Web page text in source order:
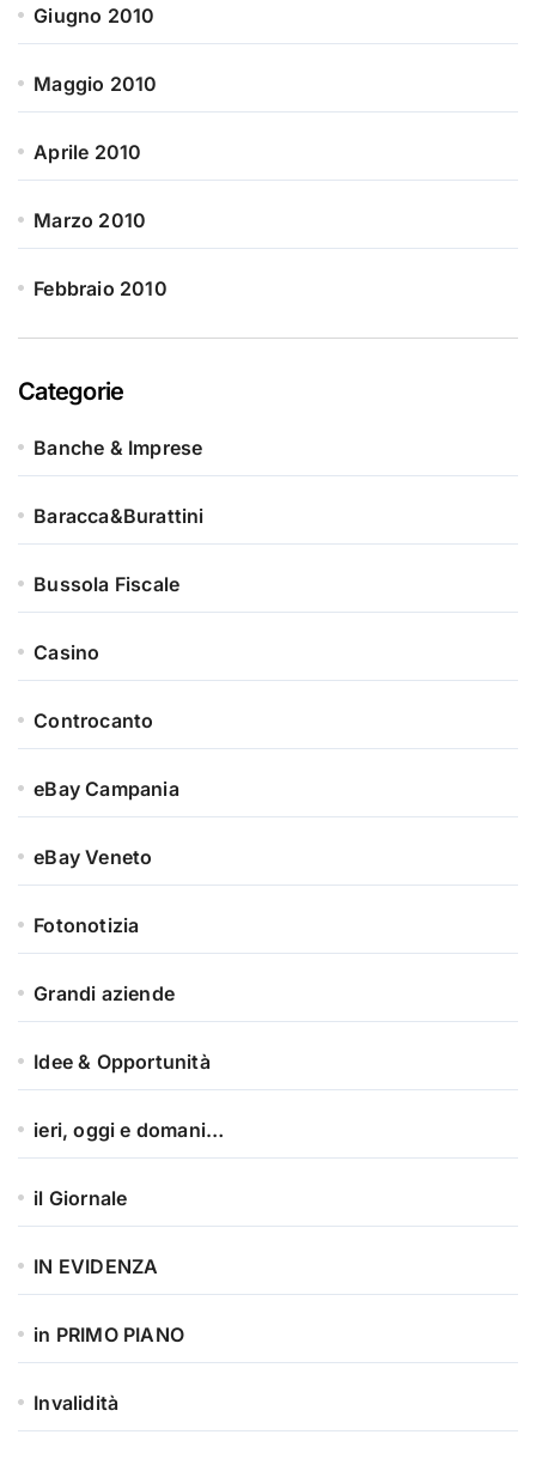
Giugno 2010
Maggio 2010
Aprile 2010
Marzo 2010
Febbraio 2010
Categorie
Banche & Imprese
Baracca&Burattini
Bussola Fiscale
Casino
Controcanto
eBay Campania
eBay Veneto
Fotonotizia
Grandi aziende
Idee & Opportunità
ieri, oggi e domani…
il Giornale
IN EVIDENZA
in PRIMO PIANO
Invalidità